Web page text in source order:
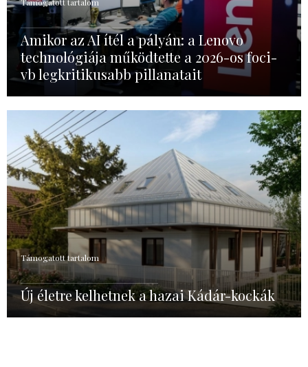
Amikor az AI ítél a pályán: a Lenovo
technológiája működtette a 2026-os foci-
vb legkritikusabb pillanatait
Támogatott tartalom
Új életre kelhetnek a hazai Kádár-kockák